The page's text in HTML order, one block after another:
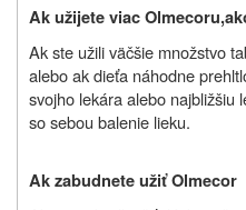
Ak užijete viacOlmecoru,
Ak ste užili väčšie množstvo
alebo ak dieťa náhodne
svojho lekára alebo najbližšiu
so sebou balenie lieku.
Ak zabudnete užiťOlmecor